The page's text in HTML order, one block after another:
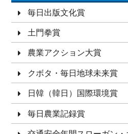
毎日出版文化賞
土門拳賞
農業アクション大賞
クボタ・毎日地球未来賞
日韓（韓日）国際環境賞
毎日農業記録賞